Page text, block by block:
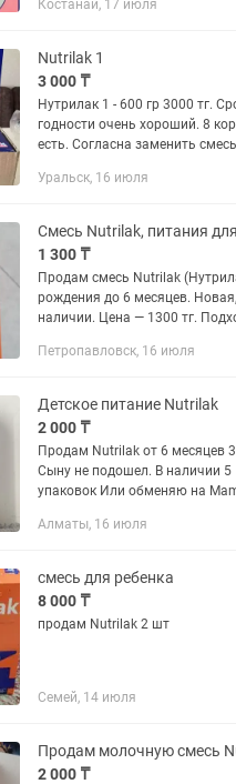
Костанай, 17 июля
Nutrilak 1
3 000 ₸
Нутрилак 1 - 600 гр 3000 тг.
годности очень хороший. 8
есть. Согласна заменить
Уральск, 16 июля
1 300 ₸
Продам смесь Nutrilak
рождения до 6 месяцев.
наличии. Цена — 1300 тг.
Петропавловск, 16 июля
Детское питание Nutrilak
2 000 ₸
Продам Nutrilak от 6 месяцев
Сыну не подошел. В наличии 5
упаковок Или обменяю на
Алматы, 16 июля
смесь для ребенка
8 000 ₸
продам Nutrilak 2 шт
Семей, 14 июля
2 000 ₸